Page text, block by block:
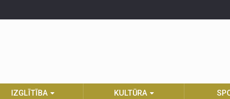
IZGLĪTĪBA KULTŪRA